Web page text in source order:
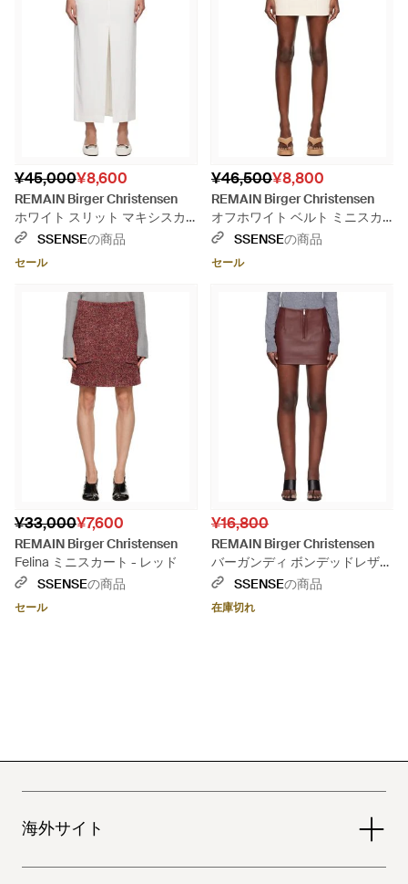
¥45,000¥8,600
REMAIN Birger Christensen
ホワイト スリット マキシスカ
ートSSENSEの商品
セール
¥46,500¥8,800
REMAIN Birger Christensen
オフホワイト ベルト ミニスカ
ートSSENSEの商品
セール
¥33,000¥7,600
REMAIN Birger Christensen
Felina ミニスカート - レッド
SSENSEの商品
セール
¥16,800
REMAIN Birger Christensen
バーガンディ ボンデッドレザー
ミニスカート - レッド
SSENSEの商品
在庫切れ
海外サイト